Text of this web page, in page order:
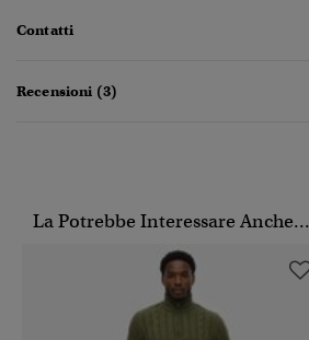
Contatti
Recensioni (3)
La Potrebbe Interessare Anche...